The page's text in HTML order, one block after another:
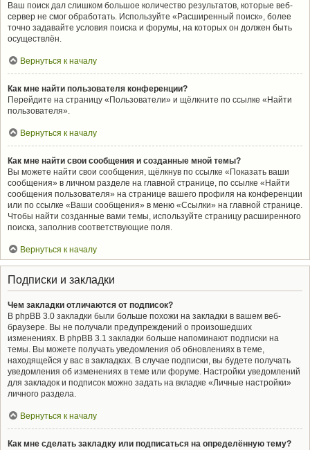
Ваш поиск дал слишком большое количество результатов, которые веб-
сервер не смог обработать. Используйте «Расширенный поиск», более
точно задавайте условия поиска и форумы, на которых он должен быть
осуществлён.
Вернуться к началу
Как мне найти пользователя конференции?
Перейдите на страницу «Пользователи» и щёлкните по ссылке «Найти
пользователя».
Вернуться к началу
Как мне найти свои сообщения и созданные мной темы?
Вы можете найти свои сообщения, щёлкнув по ссылке «Показать ваши
сообщения» в личном разделе на главной странице, по ссылке «Найти
сообщения пользователя» на странице вашего профиля на конференции
или по ссылке «Ваши сообщения» в меню «Ссылки» на главной странице.
Чтобы найти созданные вами темы, используйте страницу расширенного
поиска, заполнив соответствующие поля.
Вернуться к началу
Подписки и закладки
Чем закладки отличаются от подписок?
В phpBB 3.0 закладки были больше похожи на закладки в вашем веб-
браузере. Вы не получали предупреждений о произошедших
изменениях. В phpBB 3.1 закладки больше напоминают подписки на
темы. Вы можете получать уведомления об обновлениях в теме,
находящейся у вас в закладках. В случае подписки, вы будете получать
уведомления об изменениях в теме или форуме. Настройки уведомлений
для закладок и подписок можно задать на вкладке «Личные настройки»
личного раздела.
Вернуться к началу
Как мне сделать закладку или подписаться на определённую тему?